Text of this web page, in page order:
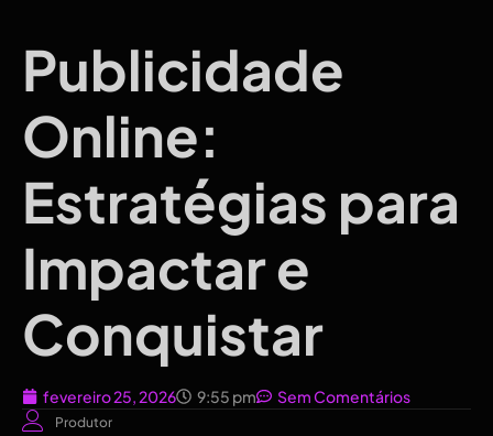
Publicidade
Online:
Estratégias para
Impactar e
Conquistar
fevereiro 25, 2026 9:55 pm Sem Comentários
Produtor